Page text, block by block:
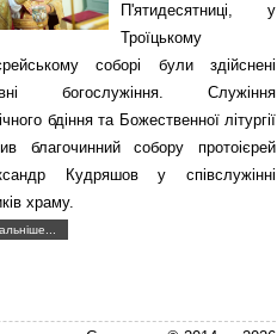
П'ятидесятниці, у
Троїцькому
соборі були здійснені
богослужіння. Служіння
бдіння та Божественної літургії
благочинний собору протоієрей
Кудряшов у співслужінні
храму.